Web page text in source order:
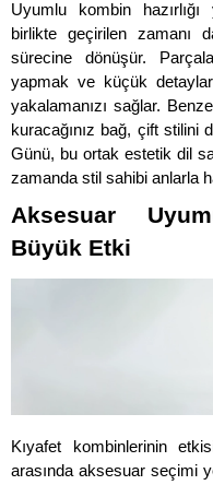
Uyumlu kombin hazırlığı
birlikte geçirilen zamanı
sürecine dönüşür.
yapmak ve küçük
yakalamanızı sağlar.
kuracağınız bağ, çift stilini
Günü, bu ortak estetik dil
zamanda stil sahibi anlarla
Aksesuar
Büyük Etki
Kıyafet kombinlerinin
arasında aksesuar seçimi